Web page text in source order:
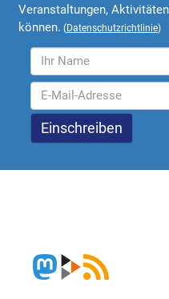
Veranstaltungen,
können. (Datenschutzrichtlinie)